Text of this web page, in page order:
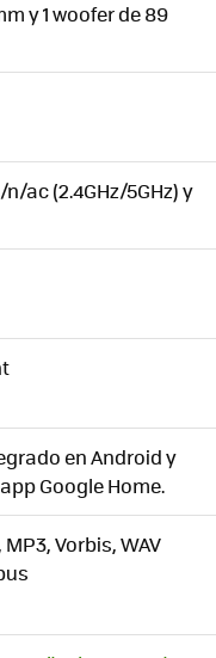
y 1 woofer de 89
ac (2.4GHz/5GHz) y
en Android y
Google Home.
MP3, Vorbis, WAV